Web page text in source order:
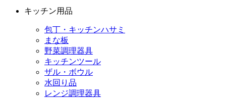
キッチン用品
包丁・キッチンハサミ
まな板
野菜調理器具
キッチンツール
ザル・ボウル
水回り品
レンジ調理器具